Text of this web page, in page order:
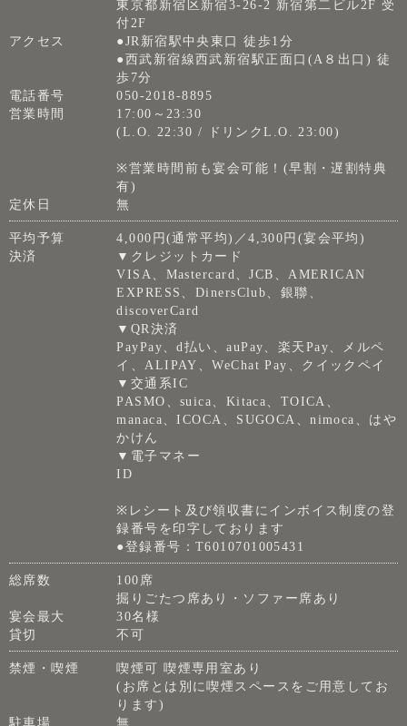
東京都新宿区新宿3-26-2 新宿第二ビル2F 受
付2F
アクセス
●JR新宿駅中央東口 徒歩1分
●西武新宿線西武新宿駅正面口(A８出口) 徒
歩7分
電話番号
050-2018-8895
営業時間
17:00～23:30
(L.O. 22:30 / ドリンクL.O. 23:00)
※営業時間前も宴会可能！(早割・遅割特典
有)
定休日
無
平均予算
4,000円(通常平均)／4,300円(宴会平均)
決済
▼クレジットカード
VISA、Mastercard、JCB、AMERICAN
EXPRESS、DinersClub、銀聯、
discoverCard
▼QR決済
PayPay、d払い、auPay、楽天Pay、メルペ
イ、ALIPAY、WeChat Pay、クイックペイ
▼交通系IC
PASMO、suica、Kitaca、TOICA、
manaca、ICOCA、SUGOCA、nimoca、はや
かけん
▼電子マネー
ID
※レシート及び領収書にインボイス制度の登
録番号を印字しております
●登録番号：T6010701005431
総席数
100席
掘りごたつ席あり・ソファー席あり
宴会最大
30名様
貸切
不可
禁煙・喫煙
喫煙可 喫煙専用室あり
(お席とは別に喫煙スペースをご用意してお
ります)
駐車場
無